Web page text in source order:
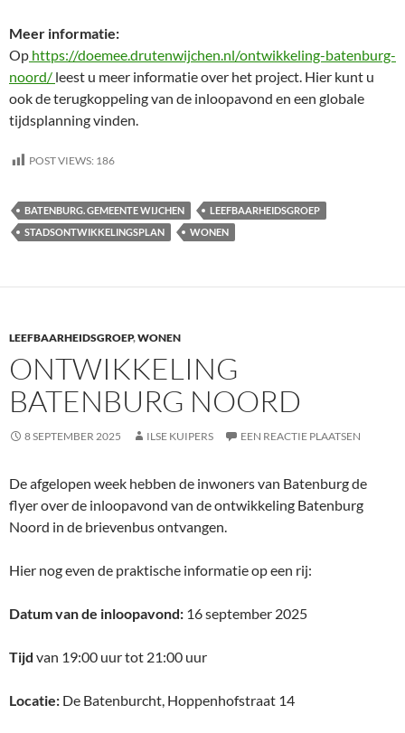
Meer informatie:
Op https://doemee.drutenwijchen.nl/ontwikkeling-batenburg-
noord/ leest u meer informatie over het project. Hier kunt u
ook de terugkoppeling van de inloopavond en een globale
tijdsplanning vinden.
POST VIEWS: 186
BATENBURG. GEMEENTE WIJCHEN
LEEFBAARHEIDSGROEP
STADSONTWIKKELINGSPLAN
WONEN
LEEFBAARHEIDSGROEP,WONEN
ONTWIKKELING
BATENBURG NOORD
8 SEPTEMBER 2025 ILSE KUIPERS EEN REACTIE PLAATSEN
De afgelopen week hebben de inwoners van Batenburg de
flyer over de inloopavond van de ontwikkeling Batenburg
Noord in de brievenbus ontvangen.
Hier nog even de praktische informatie op een rij:
Datum van de inloopavond: 16 september 2025
Tijd van 19:00 uur tot 21:00 uur
Locatie: De Batenburcht, Hoppenhofstraat 14